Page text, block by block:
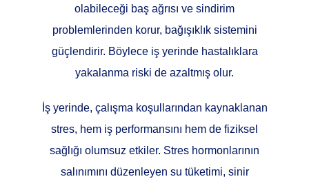
olabileceği baş ağrısı ve sindirim
problemlerinden korur, bağışıklık sistemini
güçlendirir. Böylece iş yerinde hastalıklara
yakalanma riski de azaltmış olur.
İş yerinde, çalışma koşullarından kaynaklanan
stres, hem iş performansını hem de fiziksel
sağlığı olumsuz etkiler. Stres hormonlarının
salınımını düzenleyen su tüketimi, sinir